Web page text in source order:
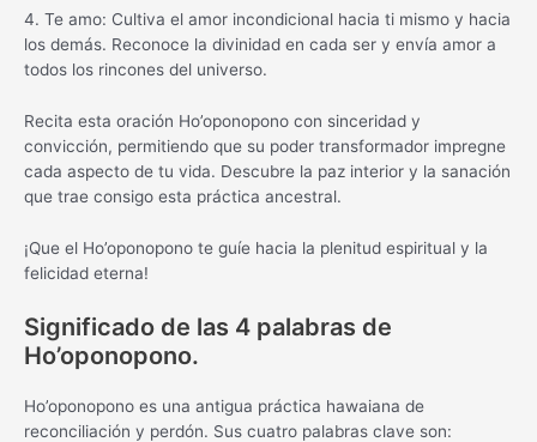
4. Te amo: Cultiva el amor incondicional hacia ti mismo y hacia
los demás. Reconoce la divinidad en cada ser y envía amor a
todos los rincones del universo.
Recita esta oración Ho’oponopono con sinceridad y
convicción, permitiendo que su poder transformador impregne
cada aspecto de tu vida. Descubre la paz interior y la sanación
que trae consigo esta práctica ancestral.
¡Que el Ho’oponopono te guíe hacia la plenitud espiritual y la
felicidad eterna!
Significado de las 4 palabras de
Ho’oponopono.
Ho’oponopono es una antigua práctica hawaiana de
reconciliación y perdón. Sus cuatro palabras clave son: